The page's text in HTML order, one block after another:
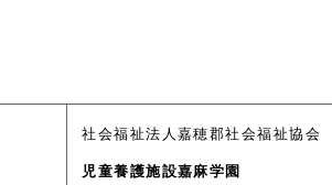
社会福祉法人嘉穂郡社会福祉協会
児童養護施設嘉麻学園